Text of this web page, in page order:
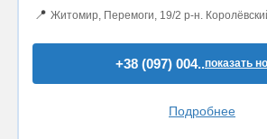
📍 Житомир, Перемоги, 19/2 р-н.
+38 (097) 004..показать
Подробнее